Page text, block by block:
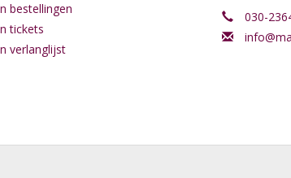
bestellingen
tickets
verlanglijst
030-